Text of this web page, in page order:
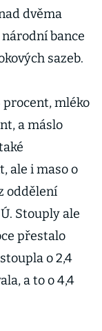
dvěma
bance
sazeb.
procent, mléko
a máslo
ale i maso o
oddělení
Stouply ale
přestalo
o 2,4
a to o 4,4